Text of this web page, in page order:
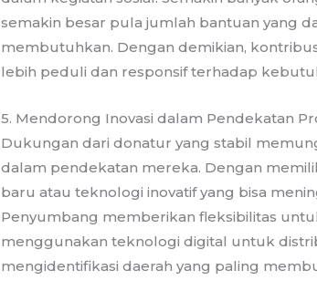
semakin besar pula jumlah bantuan yang
membutuhkan. Dengan demikian,
lebih peduli dan responsif terhadap
5. Mendorong Inovasi dalam Pendekatan
Dukungan dari donatur yang stabil
dalam pendekatan mereka. Dengan
baru atau teknologi inovatif yang bisa
Penyumbang memberikan fleksibilitas
menggunakan teknologi digital untuk
mengidentifikasi daerah yang paling